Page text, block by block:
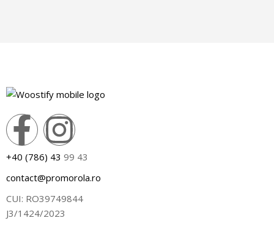
+40 (786) 43 99 43
contact@promorola.ro
CUI: RO39749844
J3/1424/2023